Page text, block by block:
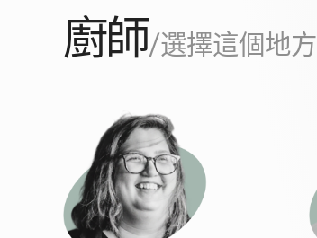
廚師/選擇這個地方